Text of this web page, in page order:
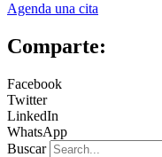
Agenda una cita
Comparte:
Facebook
Twitter
LinkedIn
WhatsApp
Buscar